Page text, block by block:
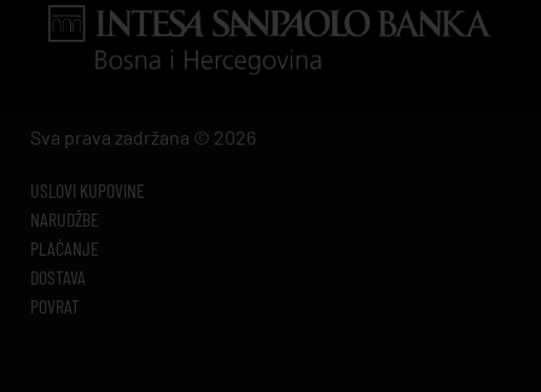
Sva prava zadržana © 2026
USLOVI KUPOVINE
NARUDŽBE
PLAĆANJE
DOSTAVA
POVRAT